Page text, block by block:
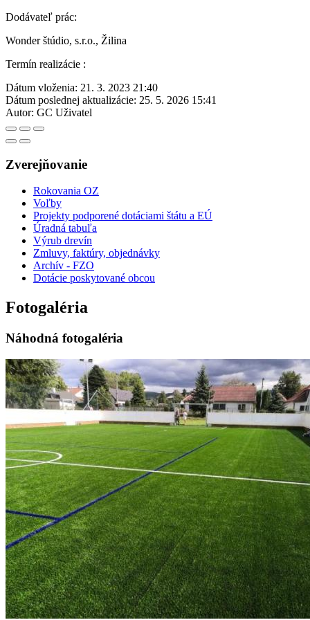
Dodávateľ prác:
Wonder štúdio, s.r.o., Žilina
Termín realizácie :
Dátum vloženia: 21. 3. 2023 21:40
Dátum poslednej aktualizácie: 25. 5. 2026 15:41
Autor: GC Uživatel
Zverejňovanie
Rokovania OZ
Voľby
Projekty podporené dotáciami štátu a EÚ
Úradná tabuľa
Výrub drevín
Zmluvy, faktúry, objednávky
Archív - FZO
Dotácie poskytované obcou
Fotogaléria
Náhodná fotogaléria